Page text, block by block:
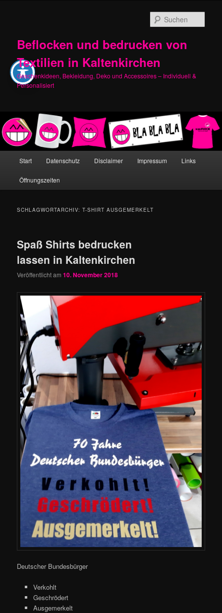
Beflocken und bedrucken von
Textilien in Kaltenkirchen
Geschenkideen, Bekleidung, Deko und Accessoires – Individuell &
Personalisiert
Start Datenschutz Disclaimer Impressum Links
Öffnungszeiten
SCHLAGWORTARCHIV:T-SHIRT AUSGEMERKELT
Spaß Shirts bedrucken
lassen in Kaltenkirchen
Veröffentlicht am10. November 2018
Deutscher Bundesbürger
Verkohlt
Geschrödert
Ausgemerkelt